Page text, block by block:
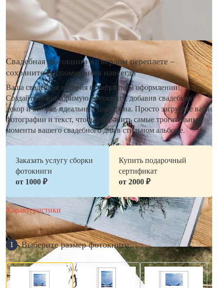
Свадебная фотокнига в твердом переплете –
сохраните воспоминания навсегда
Ваша свадебная история в элегантном оформлении!
Создайте неповторимую фотокнигу, добавив свадебный
декор и выбрав идеальный цвет фона. Просто загрузите ваши
фотографии и текст, чтобы сохранить самые трогательные
моменты вашего свадебного дня в стильном альбоме.
Заказать услугу сборки
фотокниги
от 1000 ₽
Купить подарочный
сертификат
от 2000 ₽
Характеристики
1 Выберите размер фотокниги